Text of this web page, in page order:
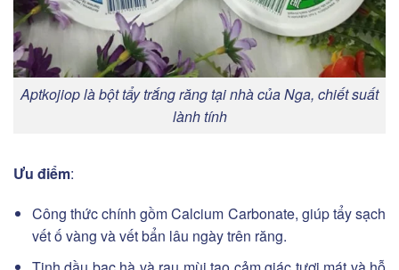
Aptkojiop là bột tẩy trắng răng tại nhà của Nga, chiết suất
lành tính
Ưu điểm:
Công thức chính gồm Calcium Carbonate, giúp tẩy sạch
vết ố vàng và vết bẩn lâu ngày trên răng.